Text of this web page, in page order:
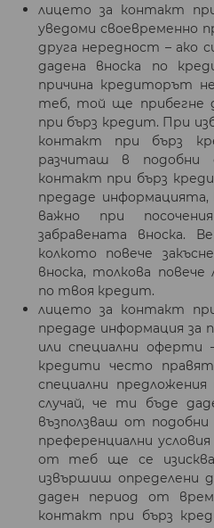
лицето за контакт
уведоми своевременно
друга нередност – ако
дадена вноска по
причина кредиторът
теб, той ще прибегне
при бърз кредит. При
контакт при бърз
разчиташ в подобни
контакт при бърз
предаде
важно при
забравената вноска.
колкото повече
вноска, толкова
по твоя кредит.
лицето за контакт
предаде информация за
или специални оферти
кредити често
специални
случай, че ти бъде
възползваш от
преференциални
от теб ще се
извършиш определени
даден период от
контакт при бърз